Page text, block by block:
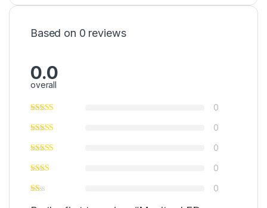
Based on 0 reviews
0.0
overall
0
0
0
0
0